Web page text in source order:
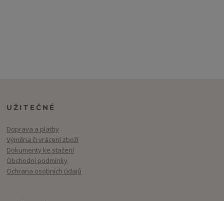
UŽITEČNÉ
Doprava a platby
Výměna či vrácení zboží
Dokumenty ke stažení
Obchodní podmínky
Ochrana osobních údajů